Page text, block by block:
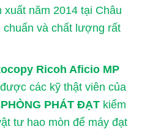
năm 2014 tại Châu
và chất lượng rất
Ricoh Aficio MP
các kỹ thật viên của
PHÁT ĐẠTkiểm
tư hao mòn để máy đạt